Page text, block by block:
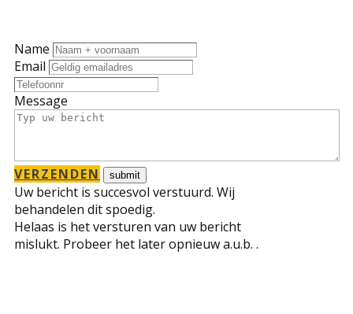
Name
Email
Message
VERZENDEN
Uw bericht is succesvol verstuurd. Wij
behandelen dit spoedig.
Helaas is het versturen van uw bericht
mislukt. Probeer het later opnieuw a.u.b. .